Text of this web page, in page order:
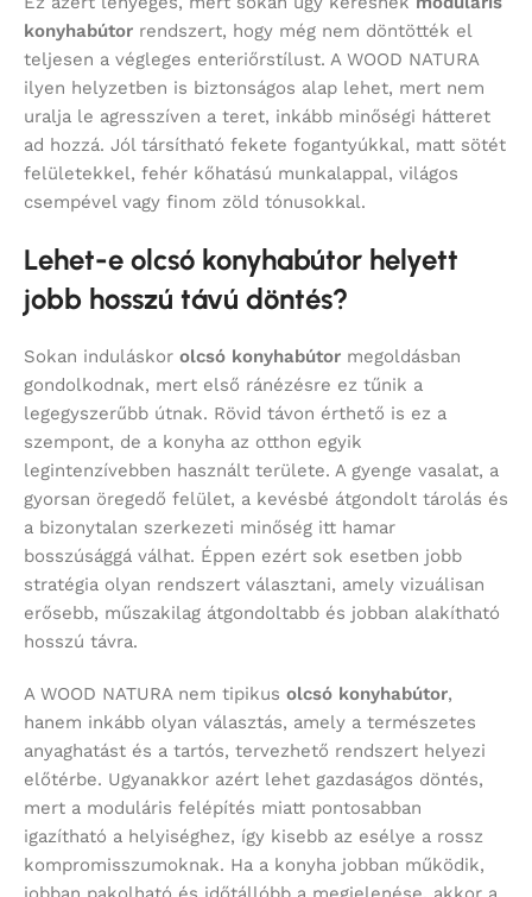
konyhabútor rendszert, hogy még nem döntötték el
teljesen a végleges enteriőrstílust. A WOOD NATURA
ilyen helyzetben is biztonságos alap lehet, mert nem
uralja le agresszíven a teret, inkább minőségi hátteret
ad hozzá. Jól társítható fekete fogantyúkkal, matt sötét
felületekkel, fehér kőhatású munkalappal, világos
csempével vagy finom zöld tónusokkal.
Lehet-e olcsó konyhabútor helyett
jobb hosszú távú döntés?
Sokan induláskor olcsó konyhabútor megoldásban
gondolkodnak, mert első ránézésre ez tűnik a
legegyszerűbb útnak. Rövid távon érthető is ez a
szempont, de a konyha az otthon egyik
legintenzívebben használt területe. A gyenge vasalat, a
gyorsan öregedő felület, a kevésbé átgondolt tárolás és
a bizonytalan szerkezeti minőség itt hamar
bosszúsággá válhat. Éppen ezért sok esetben jobb
stratégia olyan rendszert választani, amely vizuálisan
erősebb, műszakilag átgondoltabb és jobban alakítható
hosszú távra.
A WOOD NATURA nem tipikus olcsó konyhabútor,
hanem inkább olyan választás, amely a természetes
anyaghatást és a tartós, tervezhető rendszert helyezi
előtérbe. Ugyanakkor azért lehet gazdaságos döntés,
mert a moduláris felépítés miatt pontosabban
igazítható a helyiséghez, így kisebb az esélye a rossz
kompromisszumoknak. Ha a konyha jobban működik,